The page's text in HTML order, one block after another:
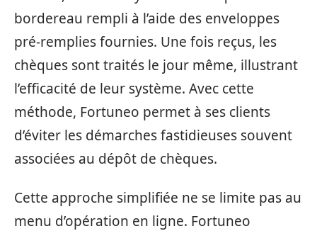
bordereau rempli à l’aide des enveloppes
pré-remplies fournies. Une fois reçus, les
chèques sont traités le jour même, illustrant
l’efficacité de leur système. Avec cette
méthode, Fortuneo permet à ses clients
d’éviter les démarches fastidieuses souvent
associées au dépôt de chèques.
Cette approche simplifiée ne se limite pas au
menu d’opération en ligne. Fortuneo